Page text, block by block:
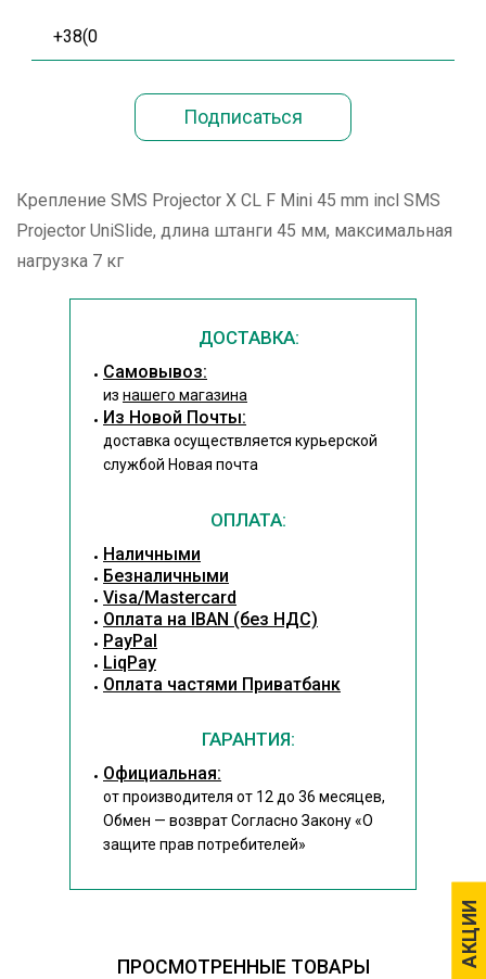
АКЦИИ
АКЦИИ
Крепление SMS Projector X CL F Mini 45 mm incl SMS
Projector UniSlide, длина штанги 45 мм, максимальная
нагрузка 7 кг
ДОСТАВКА:
Cамовывоз:
из нашего магазина
Из Новой Почты:
доставка осуществляется курьерской
службой Новая почта
ОПЛАТА:
Наличными
Безналичными
Visa/Mastercard
Оплата на IBAN (без НДС)
PayPal
LiqPay
Оплата частями Приватбанк
ГАРАНТИЯ:
Официальная:
от производителя от 12 до 36 месяцев,
Обмен — возврат Согласно Закону«О
защите прав потребителей»
ПРОСМОТРЕННЫЕ ТОВАРЫ